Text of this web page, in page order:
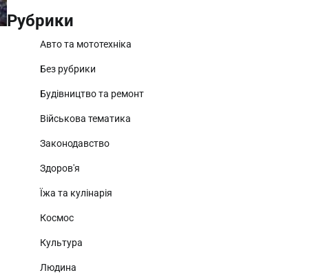
Рубрики
Авто та мототехніка
Без рубрики
Будівництво та ремонт
Військова тематика
Законодавство
Здоров'я
Їжа та кулінарія
Космос
Культура
Людина